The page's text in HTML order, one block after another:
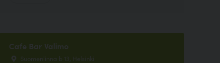
Cafe Bar Valimo
Suomenlinna b 13, Helsinki